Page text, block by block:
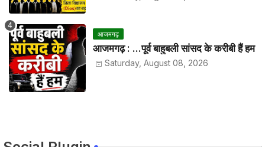
आजमगढ़
आजमगढ़ : ...पूर्व बाहुबली सांसद के करीबी हैं हम
Saturday, August 08, 2026